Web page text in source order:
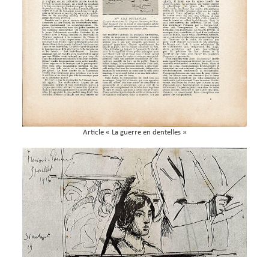
Article « La guerre en dentelles »